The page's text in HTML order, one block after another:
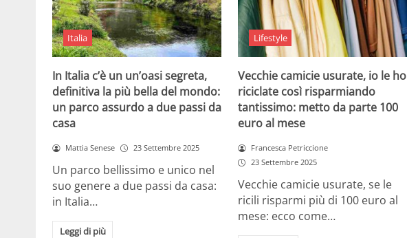
Italia
In Italia c’è un un’oasi segreta,
definitiva la più bella del mondo:
un parco assurdo a due passi da
casa
Mattia Senese 23 Settembre 2025
Un parco bellissimo e unico nel
suo genere a due passi da casa:
in Italia…
Leggi di più
Lifestyle
Vecchie camicie usurate, io le ho
riciclate così risparmiando
tantissimo: metto da parte 100
euro al mese
Francesca Petriccione
23 Settembre 2025
Vecchie camicie usurate, se le
ricili risparmi più di 100 euro al
mese: ecco come…